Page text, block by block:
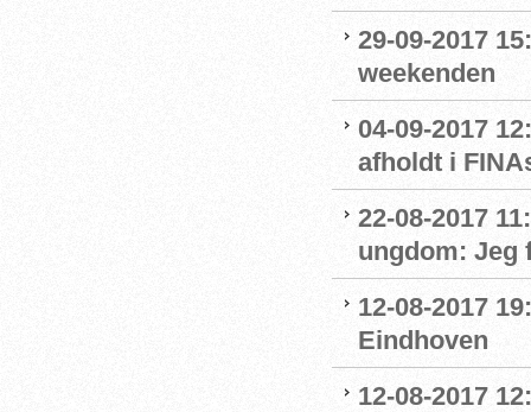
29-09-2017
weekenden
04-09-2017
afholdt i
22-08-2017
ungdom:
12-08-2017
Eindhoven
12-08-2017